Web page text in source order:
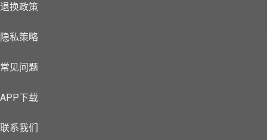
退换政策
隐私策略
常见问题
APP下载
联系我们